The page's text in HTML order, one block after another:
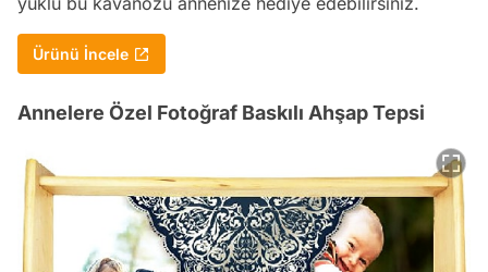
Ürünü İncele
Annelere Özel Fotoğraf Baskılı Ahşap Tepsi